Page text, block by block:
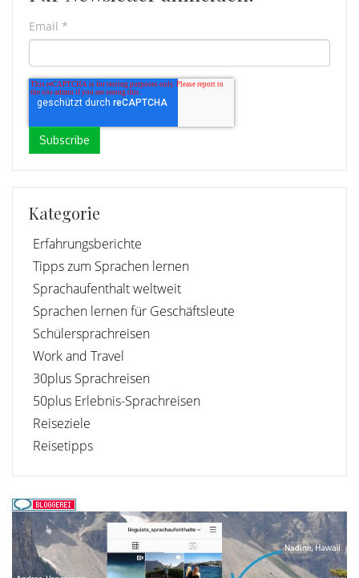
Email *
Kategorie
Erfahrungsberichte
Tipps zum Sprachen lernen
Sprachaufenthalt weltweit
Sprachen lernen für Geschäftsleute
Schülersprachreisen
Work and Travel
30plus Sprachreisen
50plus Erlebnis-Sprachreisen
Reiseziele
Reisetipps